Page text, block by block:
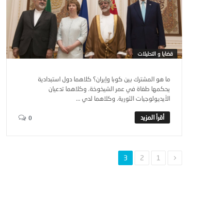
قضايا و التحليلات
ما هو المشترك بين كوبا وإيران؟ كلاهما دول استبدادية
يحكمها طغاة في عمر الشيخوخة. وكلاهما تدعيان
الأيديولوجيات الثورية. وكلاهما لدي ...
0
1
2
3